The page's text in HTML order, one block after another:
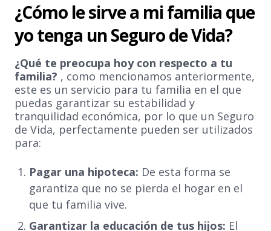
¿Cómo le sirve a mi familia que
yo tenga un Seguro de Vida?
¿Qué te preocupa hoy con respecto a tu
familia? , como mencionamos anteriormente,
este es un servicio para tu familia en el que
puedas garantizar su estabilidad y
tranquilidad económica, por lo que un Seguro
de Vida, perfectamente pueden ser utilizados
para:
Pagar una hipoteca: De esta forma se
garantiza que no se pierda el hogar en el
que tu familia vive.
Garantizar la educación de tus hijos: El